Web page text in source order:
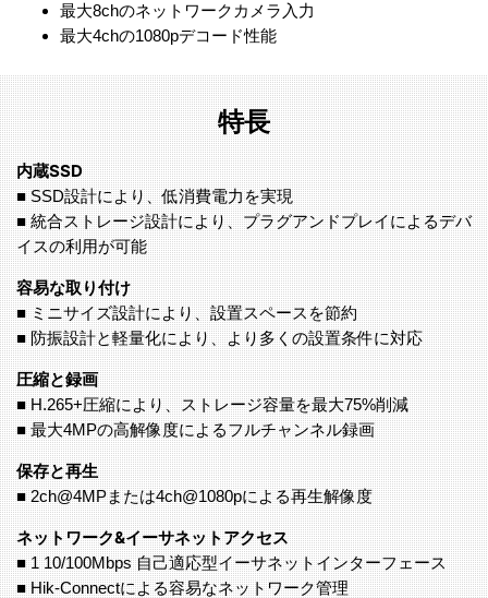
最大8chのネットワークカメラ入力
最大4chの1080pデコード性能
特長
内蔵SSD
■ SSD設計により、低消費電力を実現
■ 統合ストレージ設計により、プラグアンドプレイによるデバ
イスの利用が可能
容易な取り付け
■ ミニサイズ設計により、設置スペースを節約
■ 防振設計と軽量化により、より多くの設置条件に対応
圧縮と録画
■ H.265+圧縮により、ストレージ容量を最大75%削減
■ 最大4MPの高解像度によるフルチャンネル録画
保存と再生
■ 2ch@4MPまたは4ch@1080pによる再生解像度
ネットワーク&イーサネットアクセス
■ 1 10/100Mbps 自己適応型イーサネットインターフェース
■ Hik-Connectによる容易なネットワーク管理